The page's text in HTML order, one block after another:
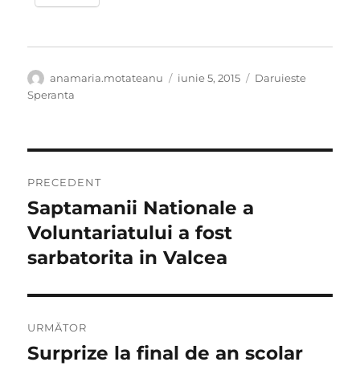
Autor
anamaria.motateanu
Publicat
iunie 5, 2015 Categorii
Daruieste
Speranta
în
articole
PRECEDENT
Articolul
anterior:
Saptamanii Nationale a
Voluntariatului a fost
sarbatorita in Valcea
URMĂTOR
Articolul
Surprize la final de an scolar